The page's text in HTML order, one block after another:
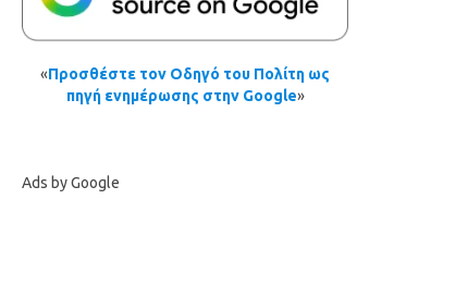
«Προσθέστε τον Οδηγό του Πολίτη ως
πηγή ενημέρωσης στην Google»
Ads by Google